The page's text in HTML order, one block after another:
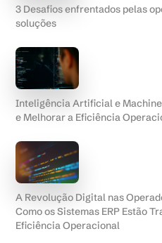
3 Desafios enfrentados pelas
soluções
Inteligência Artificial e
e Melhorar a Eficiência
A Revolução Digital nas
Como os Sistemas ERP Estão
Eficiência Operacional